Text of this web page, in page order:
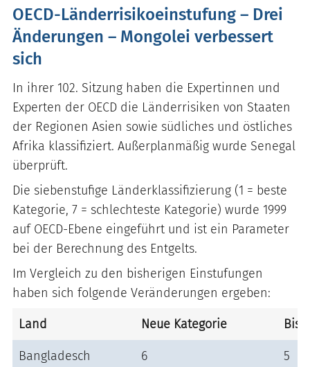
OECD-Länderrisikoeinstufung – Drei
Änderungen – Mongolei verbessert
sich
In ihrer 102. Sitzung haben die Expertinnen und
Experten der OECD die Länderrisiken von Staaten
der Regionen Asien sowie südliches und östliches
Afrika klassifiziert. Außerplanmäßig wurde Senegal
überprüft.
Die siebenstufige Länderklassifizierung (1 = beste
Kategorie, 7 = schlechteste Kategorie) wurde 1999
auf OECD-Ebene eingeführt und ist ein Parameter
bei der Berechnung des Entgelts.
Im Vergleich zu den bisherigen Einstufungen
haben sich folgende Veränderungen ergeben:
Land Neue Kategorie
Bangladesch 6 5